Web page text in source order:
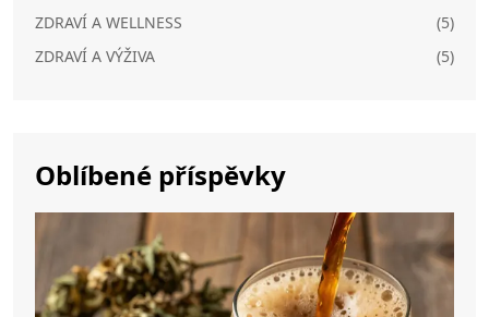
ZDRAVÍ A WELLNESS
(5)
ZDRAVÍ A VÝŽIVA
(5)
Oblíbené příspěvky